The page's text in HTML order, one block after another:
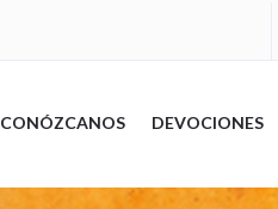
CONÓZCANOS DEVOCIONES